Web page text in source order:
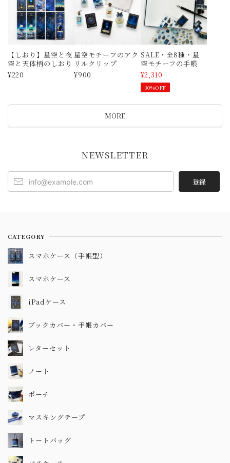
【しおり】星空と夜
空と天体柄のしおり
¥220
星空モチーフのアク
リルクリップ
¥900
SALE・全8種・星
空モチーフの手帳
¥2,310
30%OFF
MORE
NEWSLETTER
登録
CATEGORY
スマホケース（手帳型）
スマホケース
iPadケース
ブックカバー・手帳カバー
レターセット
ノート
ポーチ
マスキングテープ
トートバッグ